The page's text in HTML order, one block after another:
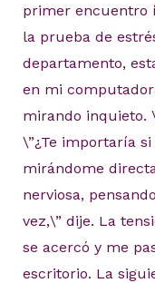
primer encuentro
la prueba de
departamento,
en mi
mirando inquieto.
\”¿Te importaría
mirándome
nerviosa,
vez,\” dije. La
se acercó y me
escritorio. La